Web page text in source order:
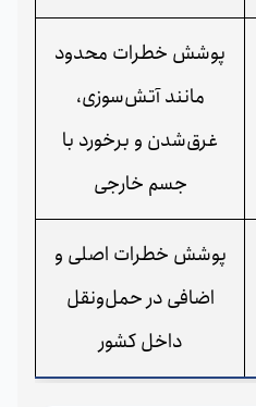
پوشش خطرات محدود
مانند آتش‌سوزی،
غرق‌شدن و برخورد با
جسم خارجی
پوشش خطرات اصلی و
اضافی در حمل‌ونقل
داخل کشور